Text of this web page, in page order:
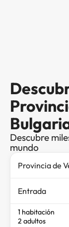
Descubre
mundo
Entrada
1 habitación
2 adultos